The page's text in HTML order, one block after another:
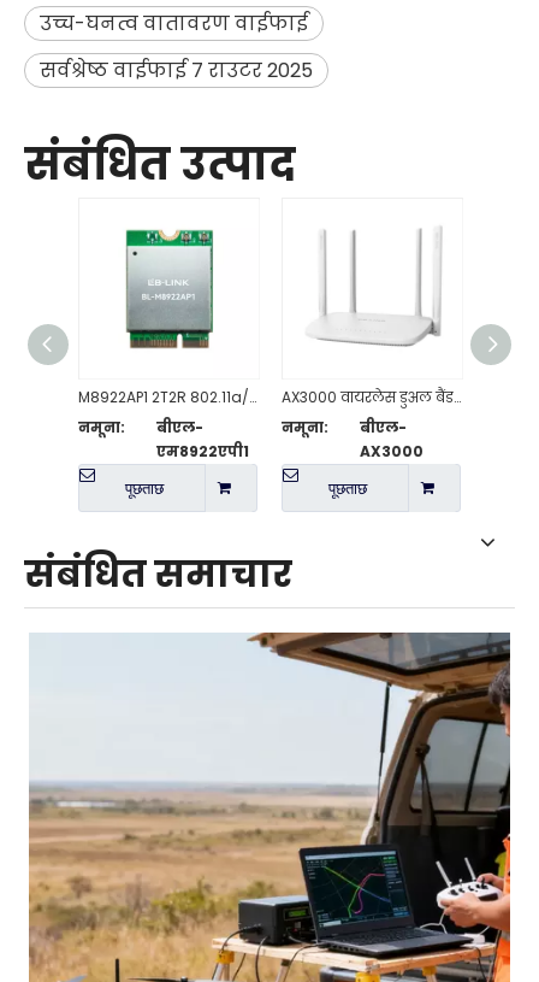
उच्च-घनत्व वातावरण वाईफाई
सर्वश्रेष्ठ वाईफाई 7 राउटर 2025
संबंधित उत्पाद
M8922AP1 2T2R 802.11a/b/g/n/ac/ax/be वाईफाई 7 + BT5.4-अनुपालक मॉड्यूल
नमूना:
बीएल-
एम8922एपी1
पूछताछ
AX3000 वायरलेस डुअल बैंड वाई-फाई 6 राउटर
नमूना:
बीएल-
AX3000
पूछताछ
संबंधित समाचार